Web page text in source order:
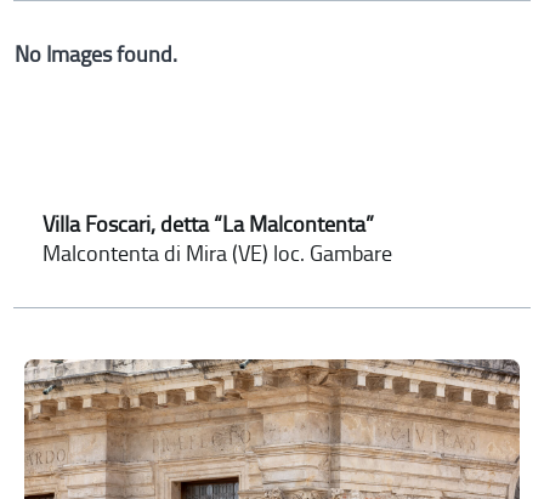
No Images found.
Villa Foscari, detta “La Malcontenta”
Malcontenta di Mira (VE) loc. Gambare